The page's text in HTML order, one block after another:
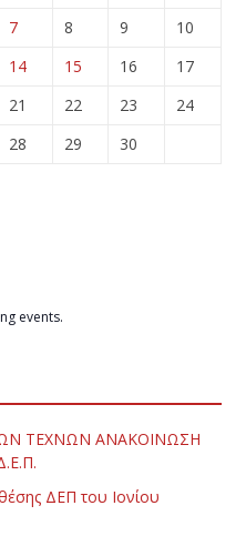
7 8 9
10
14 15 16
17
21 22 23
24
28 29 30
events.
ΤΕΧΝΩΝ ΑΝΑΚΟΙΝΩΣΗ
ΔΕΠ του Ιονίου